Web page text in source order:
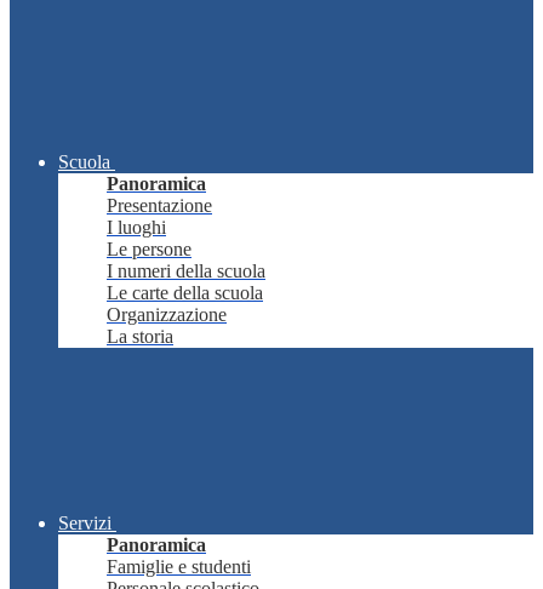
Scuola
Panoramica
Presentazione
I luoghi
Le persone
I numeri della scuola
Le carte della scuola
Organizzazione
La storia
Servizi
Panoramica
Famiglie e studenti